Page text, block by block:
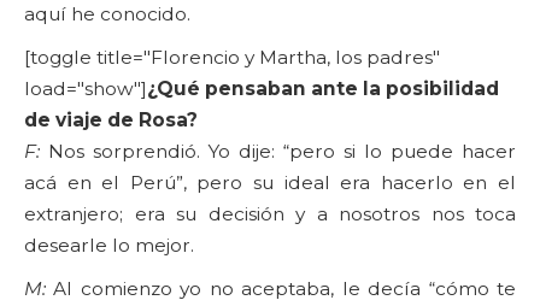
aquí he conocido.
[toggle title="Florencio y Martha, los padres"
load="show"]¿Qué pensaban ante la posibilidad
de viaje de Rosa?
F: Nos sorprendió. Yo dije: “pero si lo puede hacer
acá en el Perú”, pero su ideal era hacerlo en el
extranjero; era su decisión y a nosotros nos toca
desearle lo mejor.
M: Al comienzo yo no aceptaba, le decía “cómo te